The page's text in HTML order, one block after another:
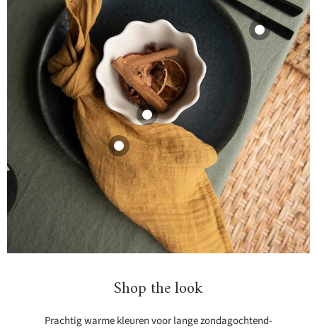
Binnenkort op
voorraad
Dinerbord Bubble
28cm sand
Mateus
37,45
Binnenkort op
voorraad
Kom Oyster 18cm
grey
Mateus
41,45
Bekijk product
Binnenkort op
voorraad
Solo Matte Gold
bestekset 5-delig
Cutipol
79,95
Bekijk product
Shop the look
Prachtig warme kleuren voor lange zondagochtend-